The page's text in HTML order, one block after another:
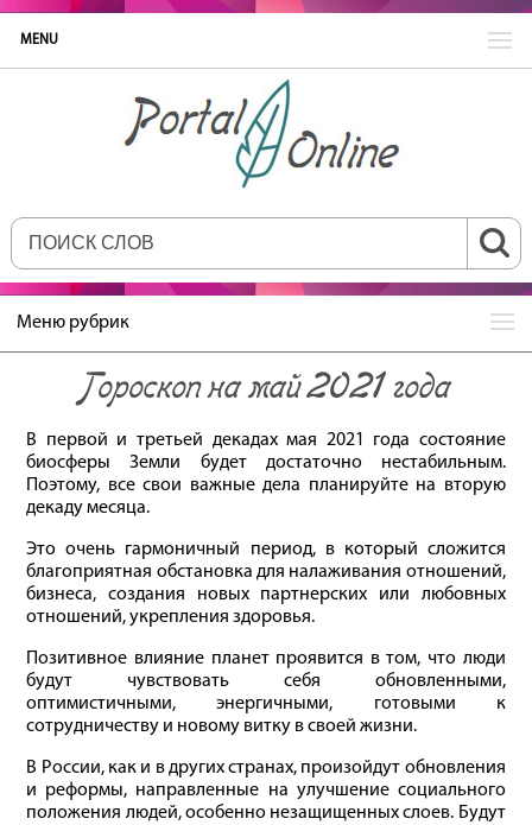
MENU
Меню рубрик
Гороскоп на май 2021 года
В первой и третьей декадах мая 2021 года состояние
биосферы Земли будет достаточно нестабильным.
Поэтому, все свои важные дела планируйте на вторую
декаду месяца.
Это очень гармоничный период, в который сложится
благоприятная обстановка для налаживания отношений,
бизнеса, создания новых партнерских или любовных
отношений, укрепления здоровья.
Позитивное влияние планет проявится в том, что люди
будут чувствовать себя обновленными,
оптимистичными, энергичными, готовыми к
сотрудничеству и новому витку в своей жизни.
В России, как и в других странах, произойдут обновления
и реформы, направленные на улучшение социального
положения людей, особенно незащищенных слоев. Будут